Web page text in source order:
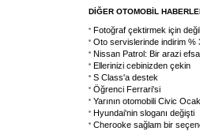
DİĞER OTOMOBİL
Fotoğraf çektirmek için
Oto servislerinde indirim %
Nissan Patrol: Bir arazi
Ellerinizi cebinizden çekin
S Class'a destek
Öğrenci Ferrari'si
Yarının otomobili Civic
Hyundai'nin sloganı değişti
Cherooke sağlam bir